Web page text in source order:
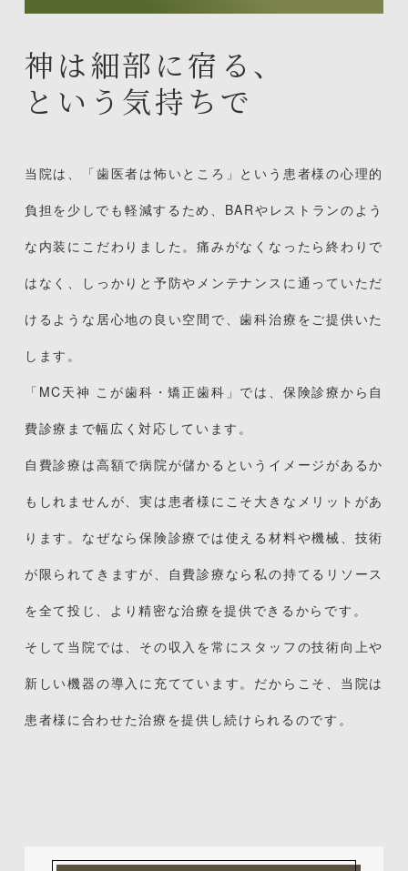
神は細部に宿る、
という気持ちで
当院は、「歯医者は怖いところ」という患者様の心理的
負担を少しでも軽減するため、BARやレストランのよう
な内装にこだわりました。痛みがなくなったら終わりで
はなく、しっかりと予防やメンテナンスに通っていただ
けるような居心地の良い空間で、歯科治療をご提供いた
します。
「MC天神 こが歯科・矯正歯科」では、保険診療から自
費診療まで幅広く対応しています。
自費診療は高額で病院が儲かるというイメージがあるか
もしれませんが、実は患者様にこそ大きなメリットがあ
ります。なぜなら保険診療では使える材料や機械、技術
が限られてきますが、自費診療なら私の持てるリソース
を全て投じ、 より精密な治療を提供できるからです。
そして当院では、その収入を常にスタッフの技術向上や
新しい機器の導入に充てています。だからこそ、当院は
患者様に合わせた治療を提供し続けられるのです。